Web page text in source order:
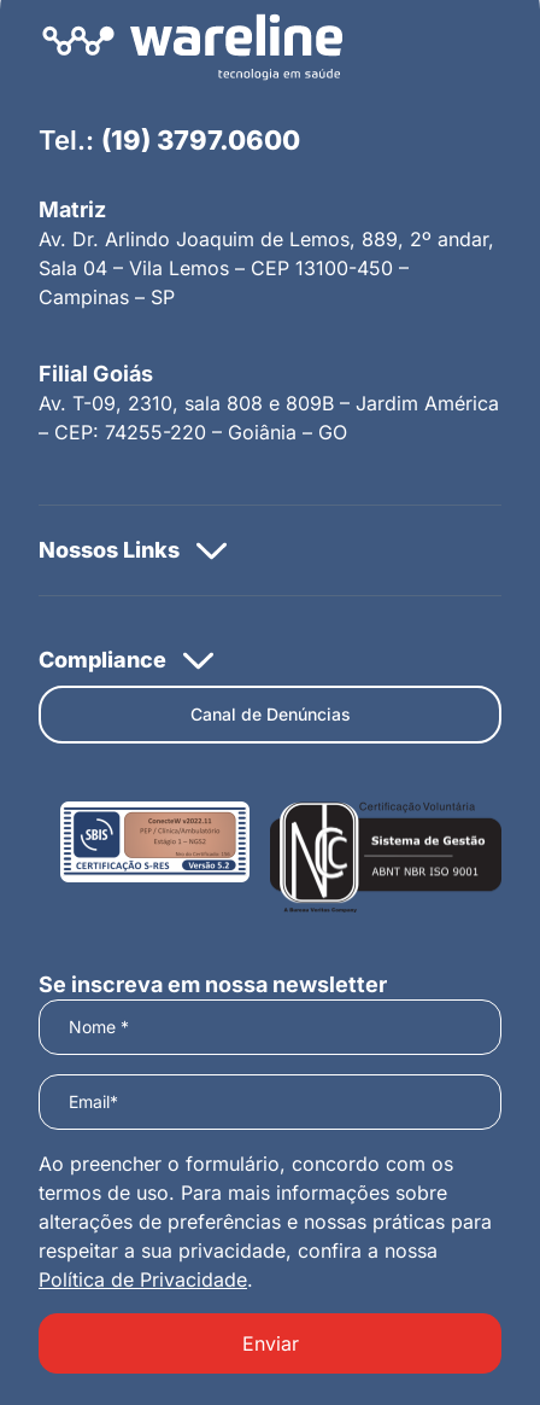
Tel.: (19) 3797.0600
Matriz
Av. Dr. Arlindo Joaquim de Lemos, 889, 2º andar,
Sala 04 – Vila Lemos – CEP 13100-450 –
Campinas – SP
Filial Goiás
Av. T-09, 2310, sala 808 e 809B – Jardim América
– CEP: 74255-220 – Goiânia – GO
Canal de Denúncias
Se inscreva em nossa newsletter
Ao preencher o formulário, concordo com os
termos de uso. Para mais informações sobre
alterações de preferências e nossas práticas para
respeitar a sua privacidade, confira a nossa
Política de Privacidade.
Enviar